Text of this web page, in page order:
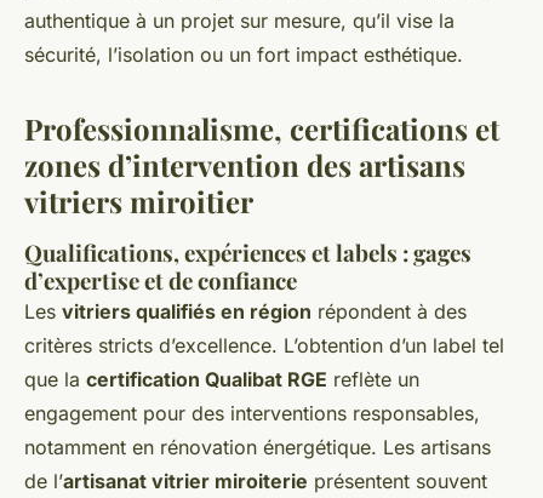
authentique à un projet sur mesure, qu’il vise la
sécurité, l’isolation ou un fort impact esthétique.
Professionnalisme, certifications et
zones d’intervention des artisans
vitriers miroitier
Qualifications, expériences et labels : gages
d’expertise et de confiance
Les vitriers qualifiés en région répondent à des
critères stricts d’excellence. L’obtention d’un label tel
que la certification Qualibat RGE reflète un
engagement pour des interventions responsables,
notamment en rénovation énergétique. Les artisans
de l’artisanat vitrier miroiterie présentent souvent